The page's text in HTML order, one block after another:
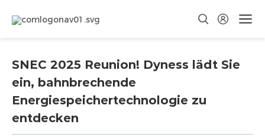
SNEC 2025 Reunion! Dyness lädt Sie
ein, bahnbrechende
Energiespeichertechnologie zu
entdecken